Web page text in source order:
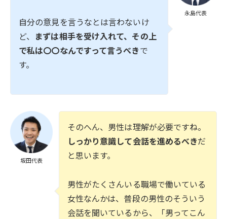
永島代表
自分の意見を言うなとは言わないけ
ど、 まずは相手を受け入れて、その上
で私は〇〇なんですって言うべきで
す。
坂田代表
そのへん、男性は理解が必要ですね。
しっかり意識して会話を進めるべきだ
と思います。
男性がたくさんいる職場で働いている
女性なんかは、普段の男性のそういう
会話を聞いているから、「男ってこん